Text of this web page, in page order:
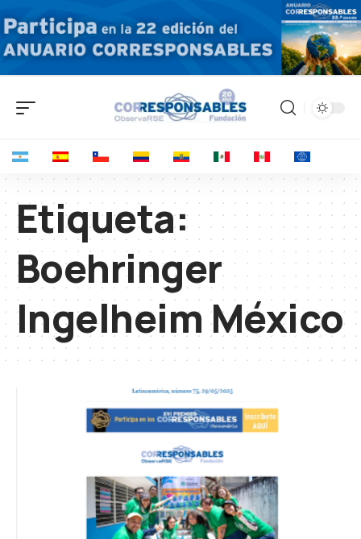
Etiqueta:
Boehringer
Ingelheim México